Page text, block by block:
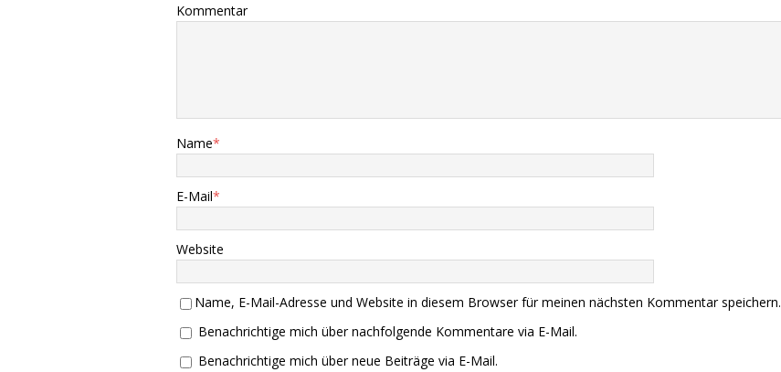
Kommentar
Name*
E-Mail*
Website
Name, E-Mail-Adresse und Website in diesem Browser für meinen nächsten Kommentar speichern.
Benachrichtige mich über nachfolgende Kommentare via E-Mail.
Benachrichtige mich über neue Beiträge via E-Mail.